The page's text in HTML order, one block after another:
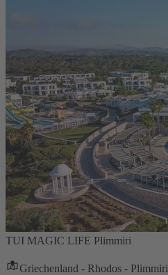
TUI MAGIC LIFE Plimmiri
Griechenland - Rhodos - Plimmiri